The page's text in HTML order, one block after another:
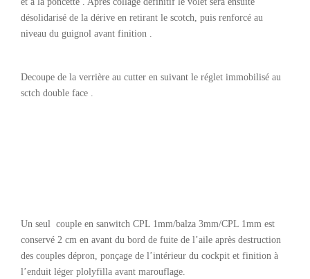
désolidarisé de la dérive en retirant le scotch, puis renforcé au
niveau du guignol avant finition .
Decoupe de la verrière au cutter en suivant le réglet immobilisé au
sctch double face .
Un seul couple en sanwitch CPL 1mm/balza 3mm/CPL 1mm est
conservé 2 cm en avant du bord de fuite de l’aile après destruction
des couples dépron, ponçage de l’intérieur du cockpit et finition à
l’enduit léger plolyfilla avant marouflage.